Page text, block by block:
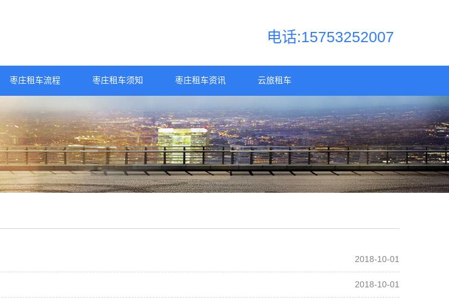
电话:15753252007
枣庄租车流程 枣庄租车须知 枣庄租车资讯 云旅租车
2018-10-01
2018-10-01